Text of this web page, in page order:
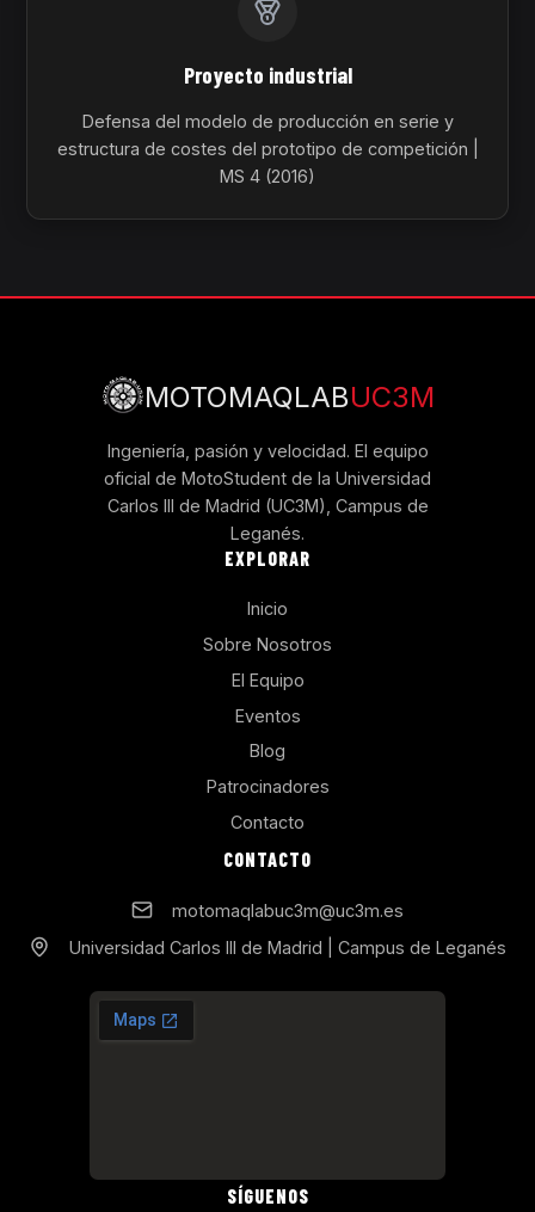
Proyecto industrial
Defensa del modelo de producción en serie y
estructura de costes del prototipo de competición |
MS 4 (2016)
MOTOMAQLABUC3M
Ingeniería, pasión y velocidad. El equipo
oficial de MotoStudent de la Universidad
Carlos III de Madrid (UC3M), Campus de
Leganés.
EXPLORAR
Inicio
Sobre Nosotros
El Equipo
Eventos
Blog
Patrocinadores
Contacto
CONTACTO
motomaqlabuc3m@uc3m.es
Universidad Carlos III de Madrid | Campus de Leganés
SÍGUENOS